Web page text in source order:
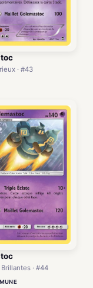
· #43
· #44